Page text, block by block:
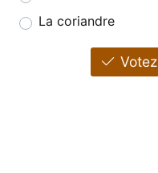
La coriandre
Votez